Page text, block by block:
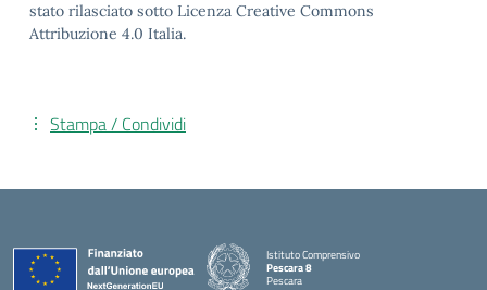
stato rilasciato sotto Licenza Creative Commons
Attribuzione 4.0 Italia.
Stampa / Condividi
Istituto Comprensivo
Pescara 8
Pescara